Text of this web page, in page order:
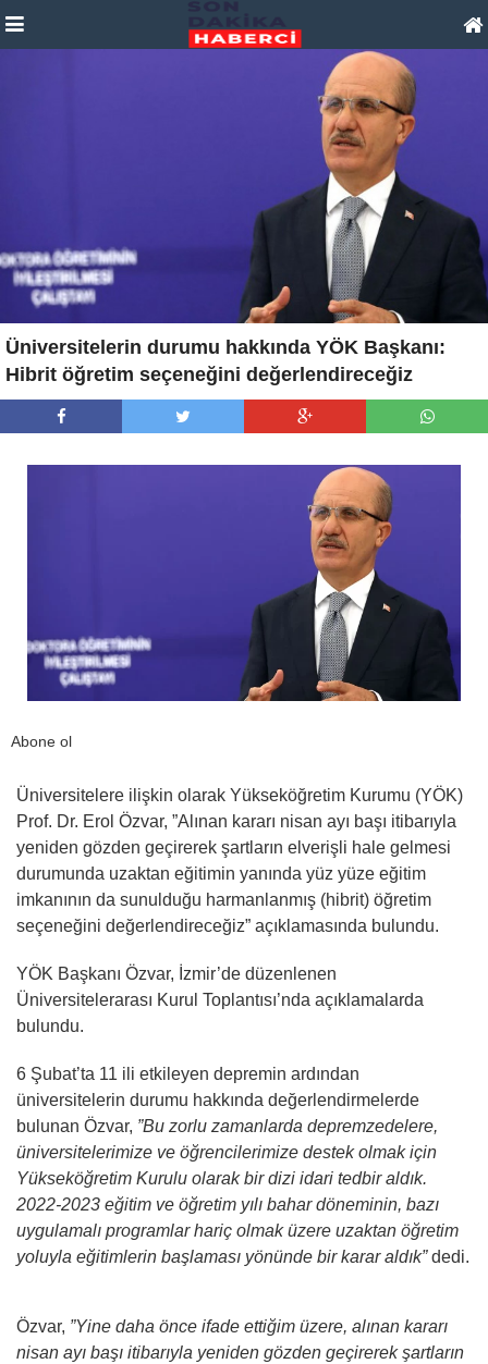
Üniversitelerin durumu hakkında YÖK Başkanı:
Hibrit öğretim seçeneğini değerlendireceğiz
Abone ol
Üniversitelere ilişkin olarak Yükseköğretim Kurumu (YÖK)
Prof. Dr. Erol Özvar, ”Alınan kararı nisan ayı başı itibarıyla
yeniden gözden geçirerek şartların elverişli hale gelmesi
durumunda uzaktan eğitimin yanında yüz yüze eğitim
imkanının da sunulduğu harmanlanmış (hibrit) öğretim
seçeneğini değerlendireceğiz” açıklamasında bulundu.
YÖK Başkanı Özvar, İzmir’de düzenlenen
Üniversitelerarası Kurul Toplantısı’nda açıklamalarda
bulundu.
6 Şubat’ta 11 ili etkileyen depremin ardından
üniversitelerin durumu hakkında değerlendirmelerde
bulunan Özvar, ”Bu zorlu zamanlarda depremzedelere,
üniversitelerimize ve öğrencilerimize destek olmak için
Yükseköğretim Kurulu olarak bir dizi idari tedbir aldık.
2022-2023 eğitim ve öğretim yılı bahar döneminin, bazı
uygulamalı programlar hariç olmak üzere uzaktan öğretim
yoluyla eğitimlerin başlaması yönünde bir karar aldık”dedi.
Özvar, ”Yine daha önce ifade ettiğim üzere, alınan kararı
nisan ayı başı itibarıyla yeniden gözden geçirerek şartların